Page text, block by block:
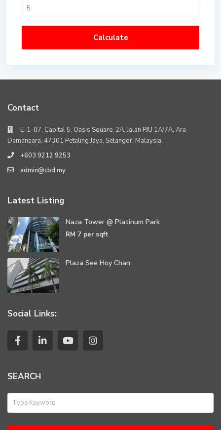
Calculate
Contact
E-1-07, Capital 5, Oasis Square, 2A, Jalan PJU 1A/7A, Ara
Damansara, 47301 Petaling Jaya, Selangor, Malaysia.
+603 9212 9253
admin@cbd.my
Latest Listing
Naza Tower @ Platinum Park
RM 7 per sqft
Plaza See Hoy Chan
Social Links:
SEARCH